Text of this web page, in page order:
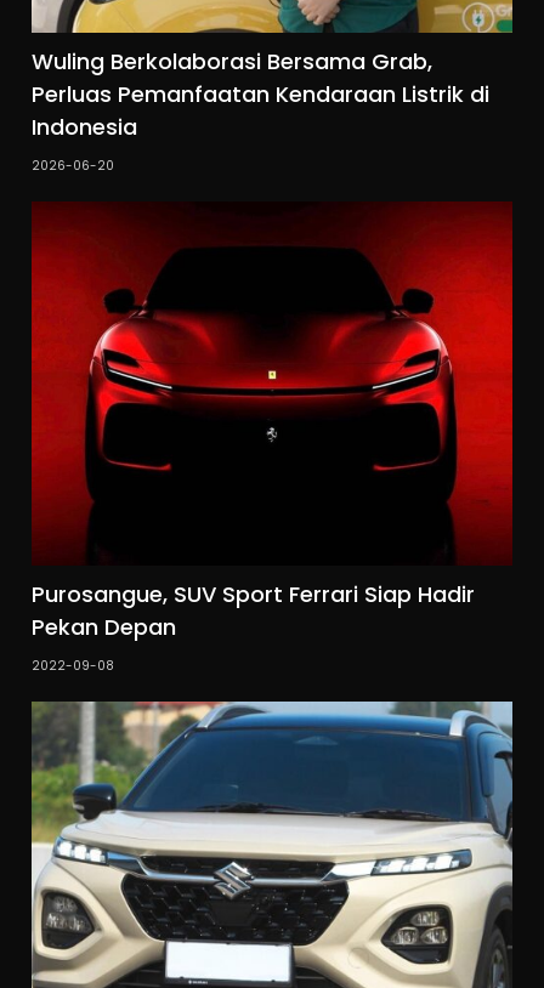
Wuling Berkolaborasi Bersama Grab,
Perluas Pemanfaatan Kendaraan Listrik di
Indonesia
2026-06-20
Purosangue, SUV Sport Ferrari Siap Hadir
Pekan Depan
2022-09-08